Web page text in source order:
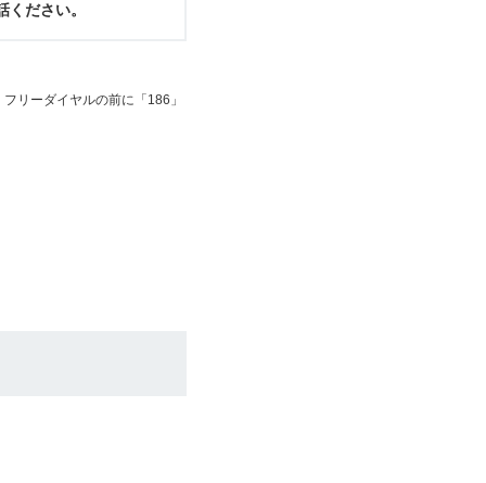
ください。
リーダイヤルの前に「186」